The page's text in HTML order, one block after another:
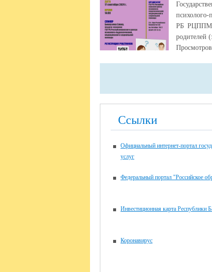
РБ
родителей
Ссылки
Официальный интернет-портал
услуг
Федеральный портал "Российское
Инвестиционная карта Республики
Коронавирус